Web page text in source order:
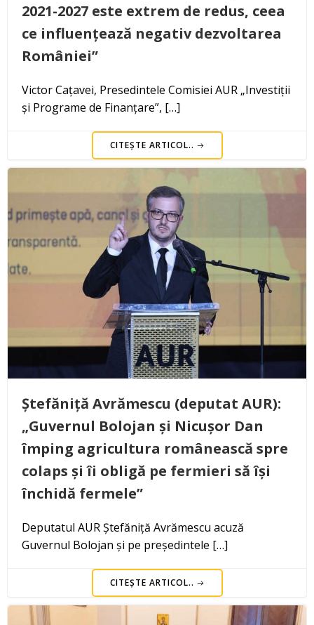
2021-2027 este extrem de redus, ceea
ce influențează negativ dezvoltarea
României”
Victor Cațavei, Presedintele Comisiei AUR „Investiții
și Programe de Finanțare”, […]
CITEȘTE ARTICOL..
Ștefăniță Avrămescu (deputat AUR):
„Guvernul Bolojan și Nicușor Dan
împing agricultura românească spre
colaps și îi obligă pe fermieri să își
închidă fermele”
Deputatul AUR Ștefăniță Avrămescu acuză
Guvernul Bolojan și pe președintele […]
CITEȘTE ARTICOL..